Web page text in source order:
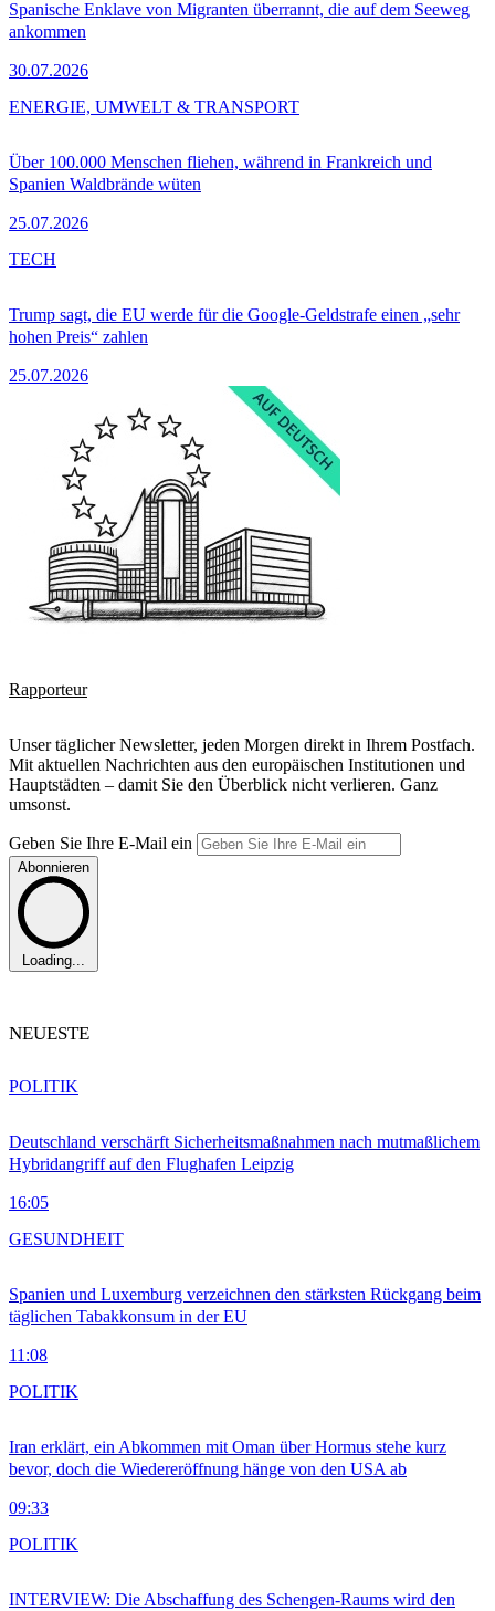
Spanische Enklave von Migranten überrannt, die auf dem Seeweg
ankommen
30.07.2026
Über 100.000 Menschen fliehen, während in Frankreich und
Spanien Waldbrände wüten
25.07.2026
ENERGIE, UMWELT & TRANSPORT
Trump sagt, die EU werde für die Google-Geldstrafe einen „sehr
hohen Preis“ zahlen
25.07.2026
TECH
Rapporteur
Unser täglicher Newsletter, jeden Morgen direkt in Ihrem Postfach.
Mit aktuellen Nachrichten aus den europäischen Institutionen und
Hauptstädten – damit Sie den Überblick nicht verlieren. Ganz
umsonst.
Geben Sie Ihre E-Mail ein
Abonnieren
Loading...
NEUESTE
Deutschland verschärft Sicherheitsmaßnahmen nach mutmaßlichem
Hybridangriff auf den Flughafen Leipzig
16:05
POLITIK
Spanien und Luxemburg verzeichnen den stärksten Rückgang beim
täglichen Tabakkonsum in der EU
11:08
GESUNDHEIT
Iran erklärt, ein Abkommen mit Oman über Hormus stehe kurz
bevor, doch die Wiedereröffnung hänge von den USA ab
09:33
POLITIK
INTERVIEW: Die Abschaffung des Schengen-Raums wird den
POLITIK